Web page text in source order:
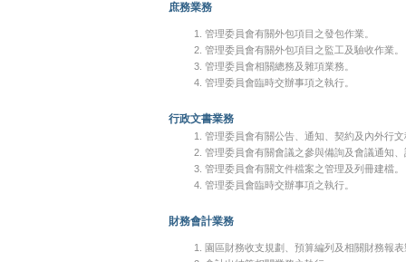
庶務業務
管理委員會有關外包項目之發包作業。
管理委員會有關外包項目之監工及驗收作業。
管理委員會相關總務及雜項業務。
管理委員會臨時交辦事項之執行。
行政文書業務
管理委員會有關公告、通知、契約及內外行
管理委員會有關會議之參與備詢及會議通知
管理委員會有關文件檔案之管理及列冊建檔。
管理委員會臨時交辦事項之執行。
財務會計業務
園區財務收支規劃、預算編列及相關財務報